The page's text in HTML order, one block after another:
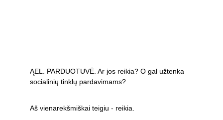
ĄEL. PARDUOTUVĖ. Ar jos reikia? O gal užtenka
socialinių tinklų pardavimams?
Aš vienarekšmiškai teigiu - reikia.